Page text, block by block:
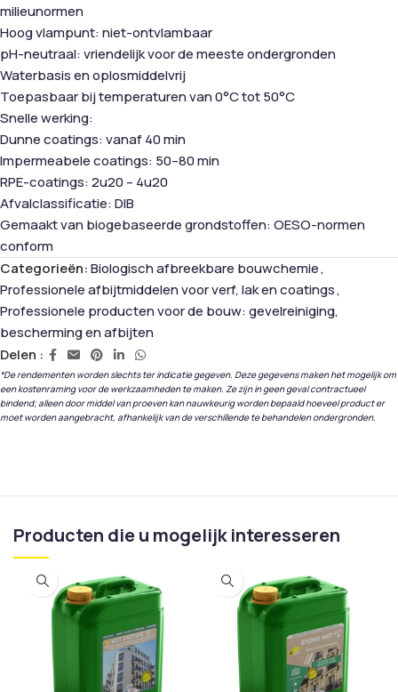
milieunormen
Hoog vlampunt: niet-ontvlambaar
pH-neutraal: vriendelijk voor de meeste ondergronden
Waterbasis en oplosmiddelvrij
Toepasbaar bij temperaturen van 0°C tot 50°C
Snelle werking:
Dunne coatings: vanaf 40 min
Impermeabele coatings: 50–80 min
RPE-coatings: 2u20 – 4u20
Afvalclassificatie: DIB
Gemaakt van biogebaseerde grondstoffen: OESO-normen
conform
Categorieën:Biologisch afbreekbare bouwchemie,
Professionele afbijtmiddelen voor verf, lak en coatings,
Professionele producten voor de bouw: gevelreiniging,
bescherming en afbijten
Delen :
*De rendementen worden slechts ter indicatie gegeven. Deze gegevens maken het mogelijk om
een kostenraming voor de werkzaamheden te maken. Ze zijn in geen geval contractueel
bindend; alleen door middel van proeven kan nauwkeurig worden bepaald hoeveel product er
moet worden aangebracht, afhankelijk van de verschillende te behandelen ondergronden.
Producten die u mogelijk interesseren